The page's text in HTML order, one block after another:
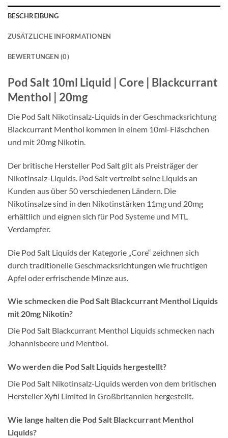
BESCHREIBUNG
ZUSÄTZLICHE INFORMATIONEN
BEWERTUNGEN (0)
Pod Salt 10ml Liquid | Core | Blackcurrant
Menthol | 20mg
Die Pod Salt Nikotinsalz-Liquids in der Geschmacksrichtung
Blackcurrant Menthol kommen in einem 10ml-Fläschchen
und mit 20mg Nikotin.
Der britische Hersteller Pod Salt gilt als Preisträger der
Nikotinsalz-Liquids. Pod Salt vertreibt seine Liquids an
Kunden aus über 50 verschiedenen Ländern. Die
Nikotinsalze sind in den Nikotinstärken 11mg und 20mg
erhältlich und eignen sich für Pod Systeme und MTL
Verdampfer.
Die Pod Salt Liquids der Kategorie „Core“ zeichnen sich
durch traditionelle Geschmacksrichtungen wie fruchtigen
Apfel oder erfrischende Minze aus.
Wie schmecken die Pod Salt Blackcurrant Menthol Liquids
mit 20mg Nikotin?
Die Pod Salt Blackcurrant Menthol Liquids schmecken nach
Johannisbeere und Menthol.
Wo werden die Pod Salt Liquids hergestellt?
Die Pod Salt Nikotinsalz-Liquids werden von dem britischen
Hersteller Xyfil Limited in Großbritannien hergestellt.
Wie lange halten die Pod Salt Blackcurrant Menthol
Liquids?